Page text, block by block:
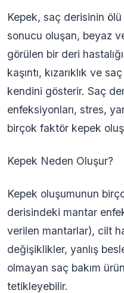
Kepek, saç derisinin
sonucu oluşan, beyaz
görülen bir deri
kaşıntı, kızarıklık ve
kendini gösterir. Saç
enfeksiyonları, stres,
birçok faktör kepek
Kepek Neden Oluşur?
Kepek oluşumunun
derisindeki mantar
verilen mantarlar), cilt
değişiklikler, yanlış
olmayan saç bakım
tetikleyebilir.